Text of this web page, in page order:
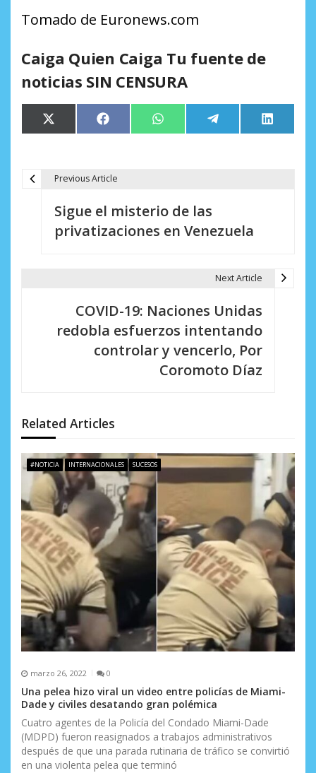
Tomado de Euronews.com
Caiga Quien Caiga Tu fuente de
noticias SIN CENSURA
Compartir
en
X
(Twitter)
Compartir
en
Facebook Compartir
en
WhatsApp Compartir
en
Telegram
en
LinkedIn
n
d
e
e
n
t
r
a
d
a
s
Previous Article
Sigue el misterio de las
privatizaciones en Venezuela
Next Article
COVID-19: Naciones Unidas
redobla esfuerzos intentando
controlar y vencerlo, Por
Coromoto Díaz
Related Articles
#NOTICIA INTERNACIONALES SUCESOS
marzo 26, 2022 0
Una pelea hizo viral un video entre policías de Miami-
Dade y civiles desatando gran polémica
Cuatro agentes de la Policía del Condado Miami-Dade
(MDPD) fueron reasignados a trabajos administrativos
después de que una parada rutinaria de tráfico se convirtió
en una violenta pelea que terminó